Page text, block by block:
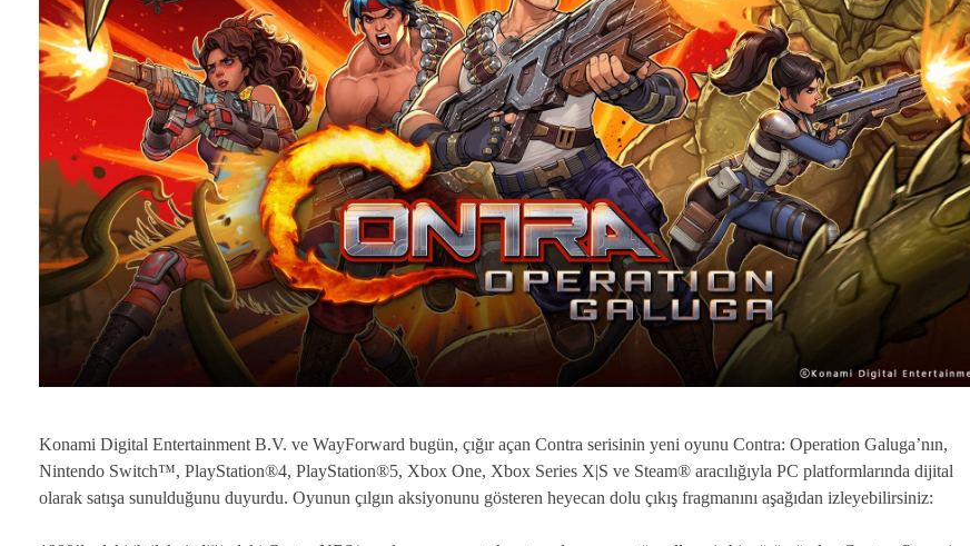
Konami Digital Entertainment B.V. ve WayForward bugün, çığır açan Contra serisinin yeni oyunu Contra: Operation Galuga’nın,
Nintendo Switch™, PlayStation®4, PlayStation®5, Xbox One, Xbox Series X|S ve Steam® aracılığıyla PC platformlarında dijital
olarak satışa sunulduğunu duyurdu. Oyunun çılgın aksiyonunu gösteren heyecan dolu çıkış fragmanını aşağıdan izleyebilirsiniz: